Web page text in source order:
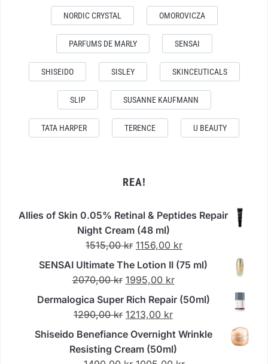
NORDIC CRYSTAL OMOROVICZA
PARFUMS DE MARLY SENSAI
SHISEIDO SISLEY SKINCEUTICALS
SLIP SUSANNE KAUFMANN
TATA HARPER TERENCE U BEAUTY
REA!
Allies of Skin 0.05% Retinal & Peptides Repair
Night Cream (48 ml)
1515,00kr Det
ursprungliga
priset
1515,00 kr.
1156,00 krDet
nuvarande
1156,00 kr.
SENSAI Ultimate The Lotion II (75 ml)
2070,00kr Det
ursprungliga
priset
2070,00 kr.
1995,00 krDet
nuvarande
1995,00 kr.
Dermalogica Super Rich Repair (50ml)
1290,00kr Det
ursprungliga
priset
var:
1213,00 krDet
nuvarande
priset
är:
Shiseido Benefiance Overnight Wrinkle
Resisting Cream (50ml)